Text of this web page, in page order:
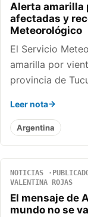
Alerta amarilla
afectadas y
Meteorológico
El Servicio
amarilla por
provincia de
Leer nota
Argentina
NOTICIAS
VALENTINA ROJAS
El mensaje de
mundo no se